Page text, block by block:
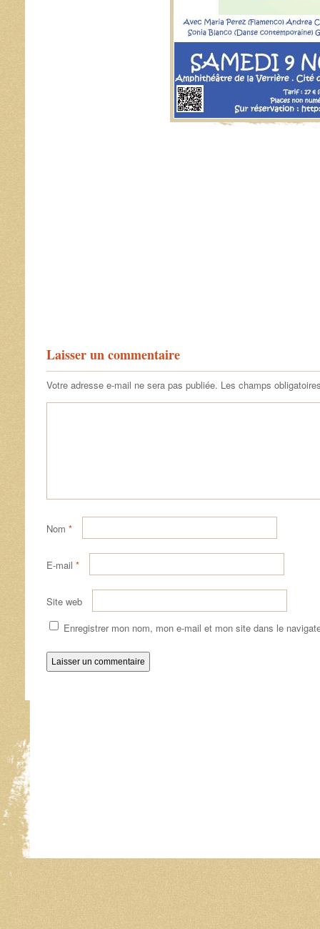
Laisser un commentaire
Votre adresse e-mail ne sera pas publiée. Les champs
Nom *
E-mail *
Site web
Enregistrer mon nom, mon e-mail et mon site dans le